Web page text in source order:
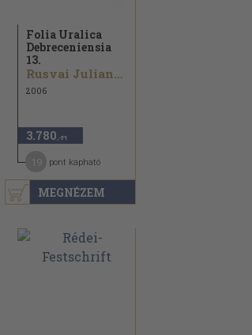
MEGNÉZEM
Folia Uralica
Debreceniensia
13.
Rusvai Julianna...
2006
3.780 ,-Ft
pont kapható